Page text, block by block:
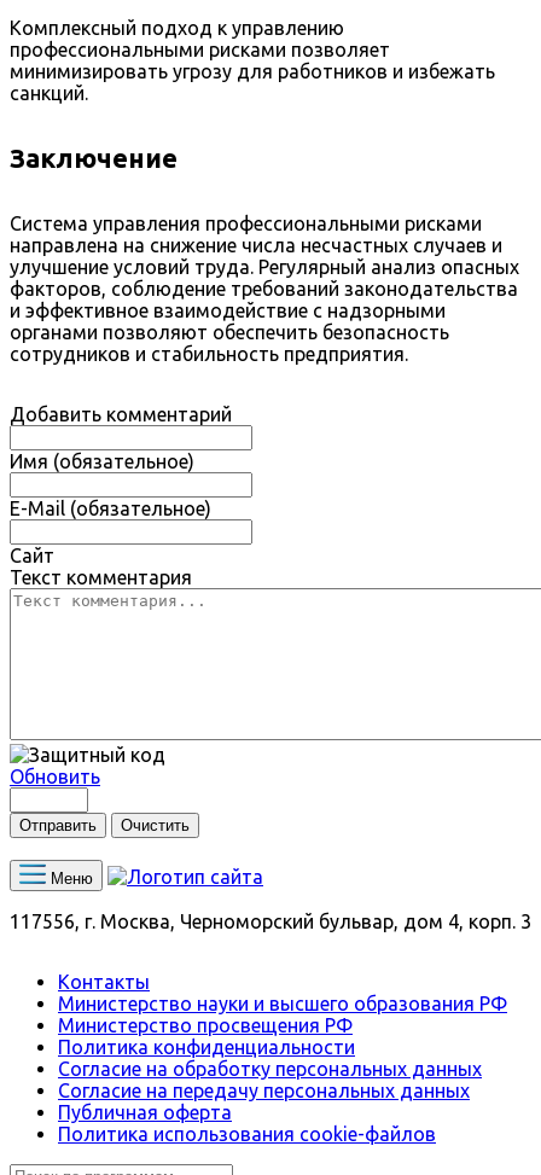
Комплексный подход к управлению
профессиональными рисками позволяет
минимизировать угрозу для работников и избежать
санкций.
Заключение
Система управления профессиональными рисками
направлена на снижение числа несчастных случаев и
улучшение условий труда. Регулярный анализ опасных
факторов, соблюдение требований законодательства
и эффективное взаимодействие с надзорными
органами позволяют обеспечить безопасность
сотрудников и стабильность предприятия.
Добавить комментарий
Имя (обязательное)
E-Mail (обязательное)
Сайт
Текст комментария
Обновить
Отправить Очистить
Меню
117556, г. Москва, Черноморский бульвар, дом 4, корп. 3
Контакты
Министерство науки и высшего образования РФ
Министерство просвещения РФ
Политика конфиденциальности
Согласие на обработку персональных данных
Согласие на передачу персональных данных
Публичная оферта
Политика использования сookie-файлов